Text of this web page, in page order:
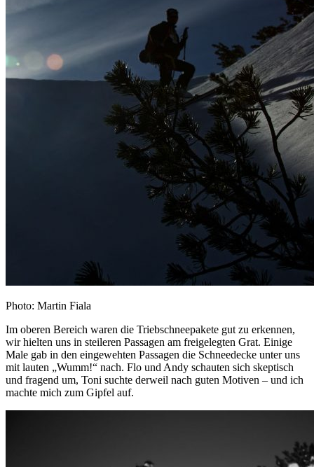
Photo: Martin Fiala
Im oberen Bereich waren die Triebschneepakete gut zu erkennen,
wir hielten uns in steileren Passagen am freigelegten Grat. Einige
Male gab in den eingewehten Passagen die Schneedecke unter uns
mit lauten „Wumm!“ nach. Flo und Andy schauten sich skeptisch
und fragend um, Toni suchte derweil nach guten Motiven – und ich
machte mich zum Gipfel auf.